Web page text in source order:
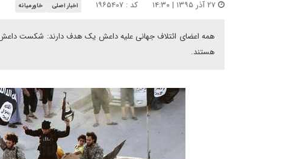
کد : ۱۹۶۵۴۰۷ اخبار اصلی خاورمیانه
همه اعضای ائتلاف جهانی علیه داعش یک هدف دارند: شکست
هستند.